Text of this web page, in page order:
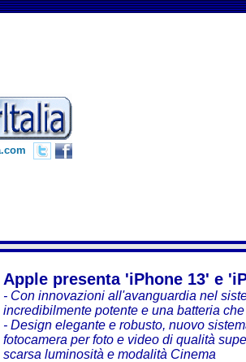
Apple presenta 'iPhone 13' e
- Con innovazioni all'avanguardia nel
incredibilmente potente e una batteria
- Design elegante e robusto, nuovo
fotocamera per foto e video di qualità
scarsa luminosità e modalità Cinema